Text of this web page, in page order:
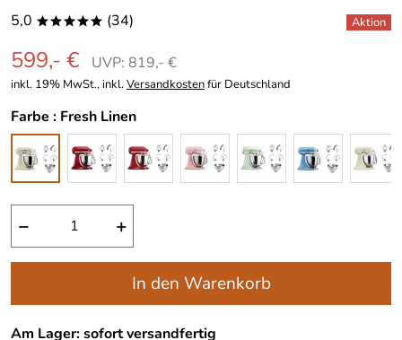
5,0 ***** (34)
599,- € UVP: 819,- €
inkl. 19% MwSt., inkl.Versandkostenfür Deutschland
Farbe : Fresh Linen
− +
In den Warenkorb
Am Lager: sofort versandfertig